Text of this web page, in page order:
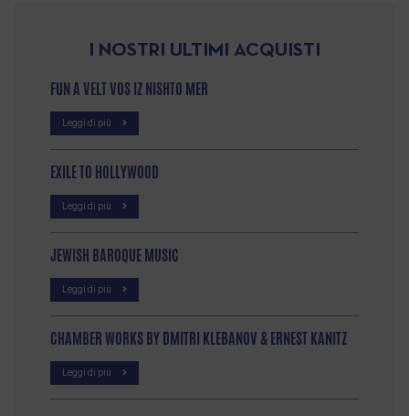
I NOSTRI ULTIMI ACQUISTI
FUN A VELT VOS IZ NISHTO MER
Leggi di più
EXILE TO HOLLYWOOD
Leggi di più
JEWISH BAROQUE MUSIC
Leggi di più
CHAMBER WORKS BY DMITRI KLEBANOV & ERNEST KANITZ
Leggi di più